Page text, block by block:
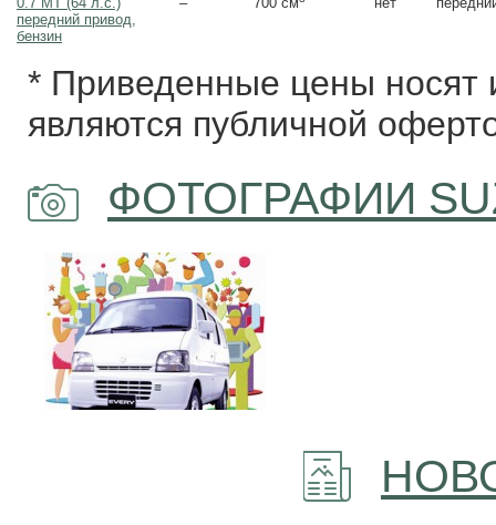
передний привод,
бензин
* Приведенные цены носят
являются публичной
ФОТОГРАФИИ